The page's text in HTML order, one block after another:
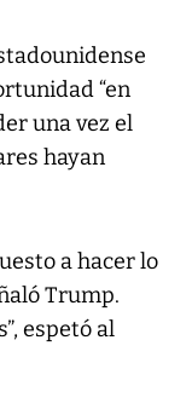
“en
una vez el
hayan
a hacer lo
Trump.
espetó al